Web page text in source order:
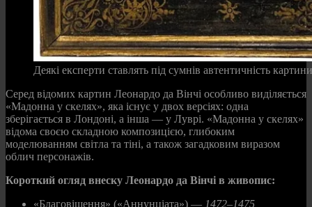
Деякі експерти ставлять під сумнів автентичність
Серед відомих картин Леонардо да Вінчі особливо виділяється
«Мадонна у скелях», яка існує у двох версіях: одна
зберігається в Лондоні, а інша — у Луврі. «Мадонна у скелях»
відома своєю складною композицією, глибоким
моделюванням світла та тіні, а також загадковим виразом
облич персонажів.
Короткий огляд внеску Леонардо да Вінчі в живопис:
«Благовіщення» («Аннунціата») — 1472–1475